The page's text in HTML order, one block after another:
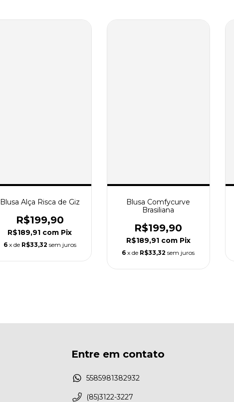
Blusa Alça Risca de Giz
R$199,90
R$189,91 com Pix
6 x de R$33,32 sem juros
Blusa Comfycurve
Brasiliana
R$199,90
R$189,91 com Pix
6 x de R$33,32 sem juros
Entre em contato
5585981382932
(85)3122-3227